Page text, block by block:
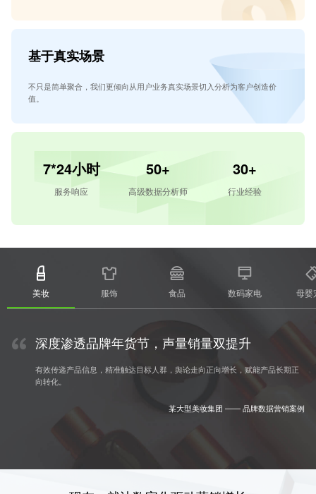
基于真实场景
不只是简单聚合，我们更倾向从用户业务真实场景切入分析为客户创造价
值。
7*24小时
服务响应
50+
高级数据分析师
30+
行业经验
美妆 服饰 食品 数码家电 母婴
深度渗透品牌年货节，声量销量双提升
有效传递产品信息，精准触达目标人群，舆论走向正向增长，赋能产品长期正
向转化。
某大型美妆集团 —— 品牌数据营销案例